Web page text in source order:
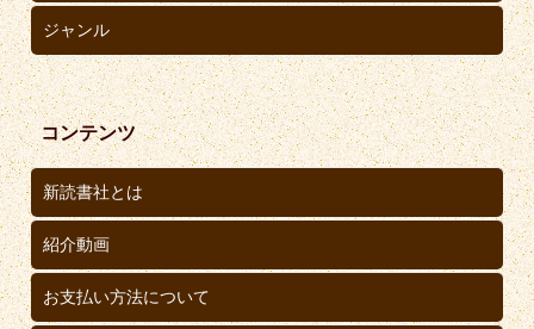
ジャンル
コンテンツ
新読書社とは
紹介動画
お支払い方法について